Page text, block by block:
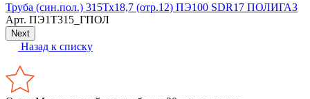
Труба (син.пол.) 315Тх18,7 (отр.12) ПЭ100 SDR17 ПОЛИГАЗ
Арт. ПЭ1Т315_ГПОЛ
Next
Назад к списку